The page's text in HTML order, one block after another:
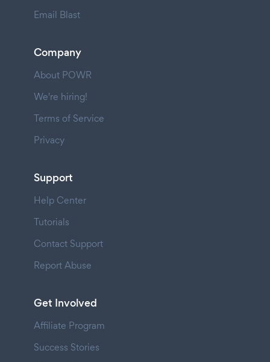
Email Blast
Company
About POWR
We're hiring!
Terms of Service
Privacy
Support
Help Center
Tutorials
Contact Support
Report Abuse
Get Involved
Affiliate Program
Success Stories